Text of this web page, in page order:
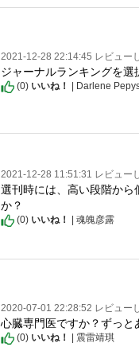
2021-12-28 22:14:45 レビュー
ジャーナルランキングを
(0) いいね！ | Darlene
2021-12-28 11:51:31 レビュー
選刊時には、高い段階か
か？
(0) いいね！ | 魂魄彦露
2020-07-01 22:28:52 レビュー
心臓専門医ですか？ずっ
(0) いいね！ | 震雷靖琪